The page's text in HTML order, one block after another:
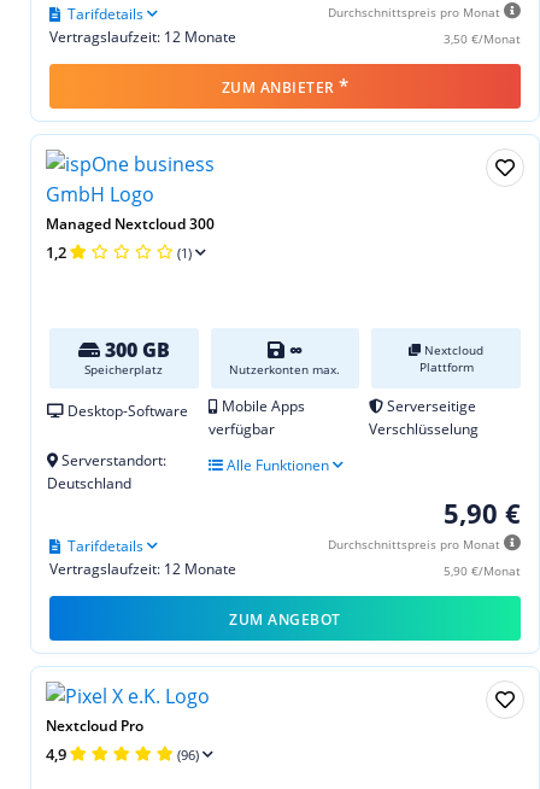
Durchschnittspreis pro Monat
3,50 €/Monat
Vertragslaufzeit: 12 Monate
Tarifdetails
ZUM ANBIETER *
Managed Nextcloud 300
1,2 (1)
300 GB
Speicherplatz
∞
Nutzerkonten max.
Nextcloud
Plattform
Desktop-Software
Mobile Apps
verfügbar
Serverseitige
Verschlüsselung
Serverstandort:
Deutschland
Alle Funktionen
5,90 €
Durchschnittspreis pro Monat
5,90 €/Monat
Vertragslaufzeit: 12 Monate
Tarifdetails
ZUM ANGEBOT
Nextcloud Pro
4,9 (96)